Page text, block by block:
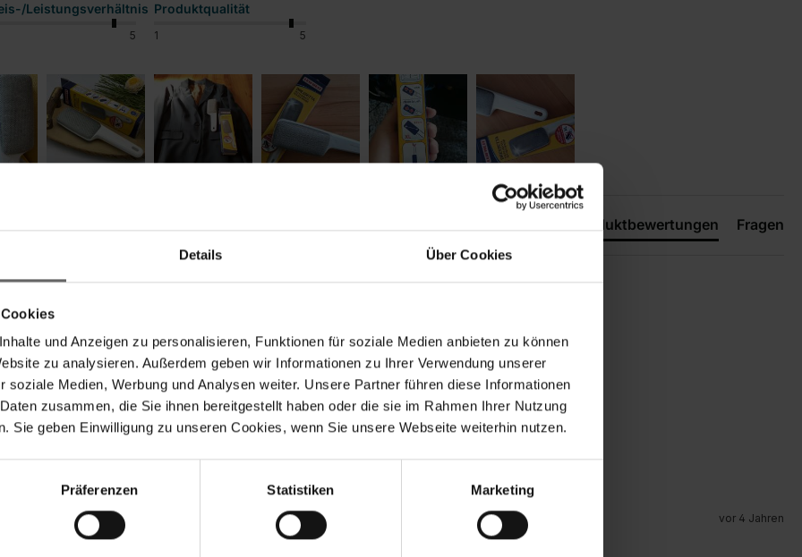
Details Über Cookies
und Anzeigen zu personalisieren, Funktionen für soziale Medien anbieten zu können
zu analysieren. Außerdem geben wir Informationen zu Ihrer Verwendung unserer
soziale Medien, Werbung und Analysen weiter. Unsere Partner führen diese Informationen
zusammen, die Sie ihnen bereitgestellt haben oder die sie im Rahmen Ihrer Nutzung
Sie geben Einwilligung zu unseren Cookies, wenn Sie unsere Webseite weiterhin nutzen.
Präferenzen Statistiken Marketing
Leistungsverhältnis
5
Produktqualität
1 5
Produktbewertungen Fragen
und effektiv und umweltfreundlich
Leistungsverhältnis Produktqualität
Teilen vor 4 Jahren